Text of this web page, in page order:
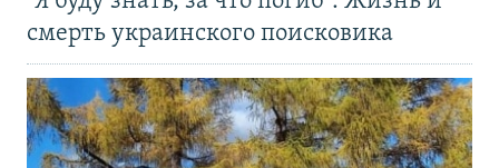
смерть украинского поисковика